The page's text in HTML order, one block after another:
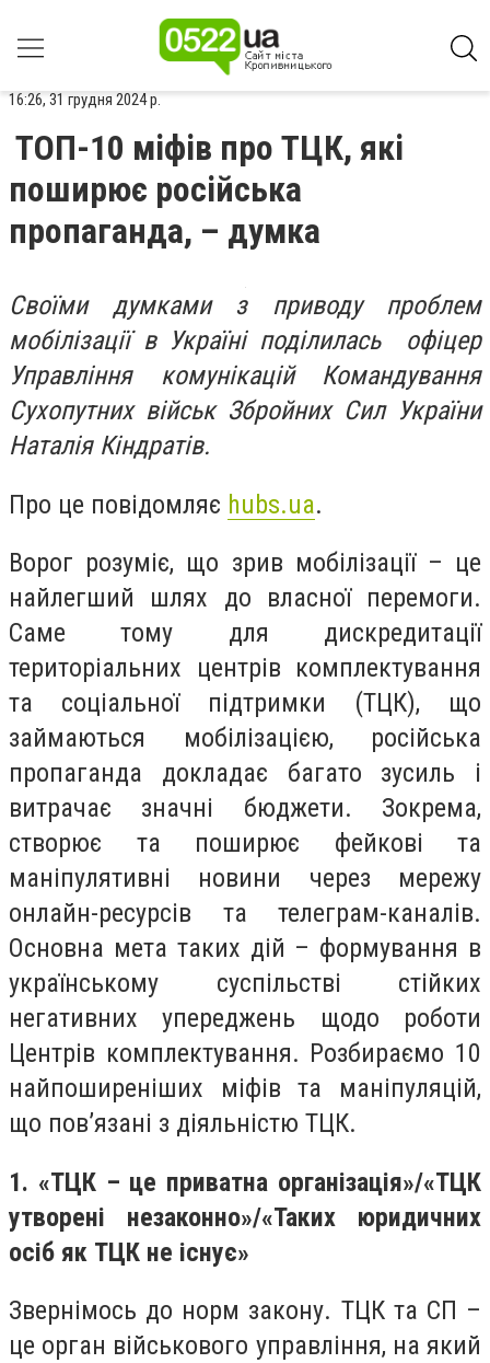
16:26, 31 грудня 2024 р.
ТОП-10 міфів про ТЦК, які
поширює російська
пропаганда, – думка
Своїми думками з приводу проблем
мобілізації в Україні поділилась офіцер
Управління комунікацій Командування
Сухопутних військ Збройних Сил України
Наталія Кіндратів.
Про це повідомляє hubs.ua.
Ворог розуміє, що зрив мобілізації – це
найлегший шлях до власної перемоги.
Саме тому для дискредитації
територіальних центрів комплектування
та соціальної підтримки (ТЦК), що
займаються мобілізацією, російська
пропаганда докладає багато зусиль і
витрачає значні бюджети. Зокрема,
створює та поширює фейкові та
маніпулятивні новини через мережу
онлайн-ресурсів та телеграм-каналів.
Основна мета таких дій – формування в
українському суспільстві стійких
негативних упереджень щодо роботи
Центрів комплектування. Розбираємо 10
найпоширеніших міфів та маніпуляцій,
що пов’язані з діяльністю ТЦК.
1. «ТЦК – це приватна організація»/«ТЦК
утворені незаконно»/«Таких юридичних
осіб як ТЦК не існує»
Звернімось до норм закону. ТЦК та СП –
це орган військового управління, на який